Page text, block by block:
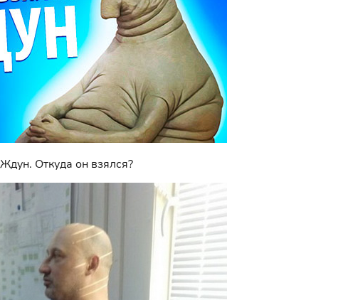
Откуда он взялся?